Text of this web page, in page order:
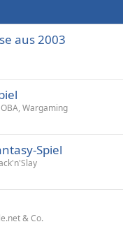
aus 2003
Wargaming
Spiel
& Co.